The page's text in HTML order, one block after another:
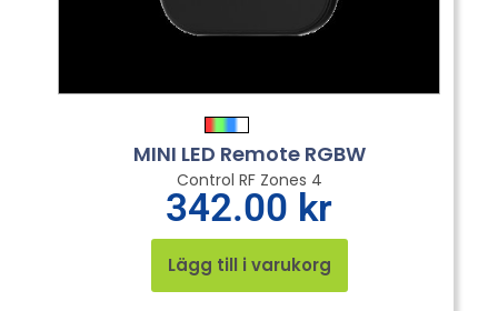
MINI LED Remote RGBW
Control RF Zones 4
342.00 kr
Lägg till i varukorg